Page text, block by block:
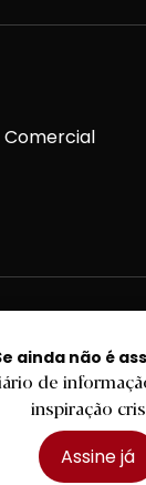
ainda não é
de
inspiração
Assine já
FSC®
Lda. © Todos os